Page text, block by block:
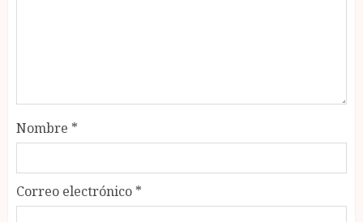
Nombre *
Correo electrónico *